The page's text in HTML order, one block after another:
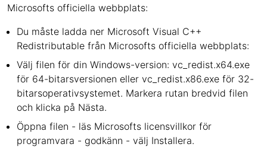
Microsofts officiella webbplats:
Du måste ladda ner Microsoft Visual C++
Redistributable från Microsofts officiella webbplats:
Välj filen för din Windows-version: vc_redist.x64.exe
för 64-bitarsversionen eller vc_redist.x86.exe för 32-
bitarsoperativsystemet. Markera rutan bredvid filen
och klicka på Nästa.
Öppna filen - läs Microsofts licensvillkor för
programvara - godkänn - välj Installera.